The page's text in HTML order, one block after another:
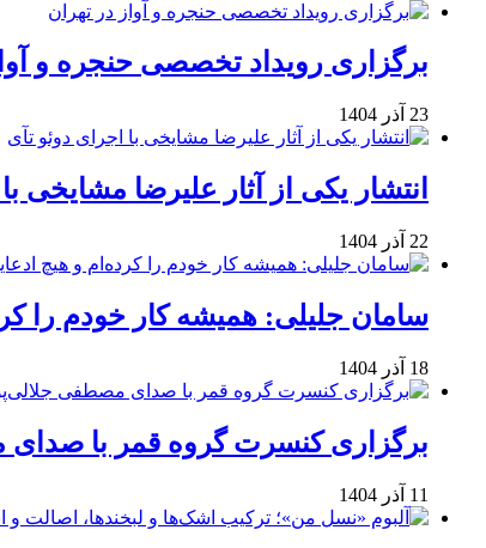
برگزاری رویداد تخصصی حنجره و
23 آذر 1404
انتشار یکی از آثار علیرضا مشایخی
22 آذر 1404
سامان جلیلی: همیشه کار خودم را
18 آذر 1404
برگزاری کنسرت گروه قمر با صدای
11 آذر 1404